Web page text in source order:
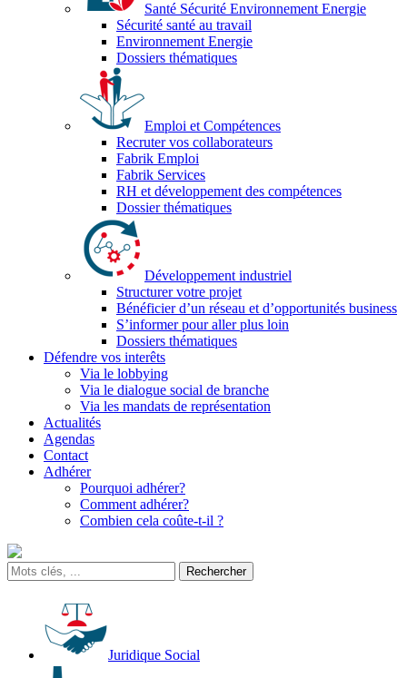
Santé Sécurité Environnement Energie
Sécurité santé au travail
Environnement Energie
Dossiers thématiques
Emploi et Compétences
Recruter vos collaborateurs
Fabrik Emploi
Fabrik Services
RH et développement des compétences
Dossier thématiques
Développement industriel
Structurer votre projet
Bénéficier d’un réseau et d’opportunités business
S’informer pour aller plus loin
Dossiers thématiques
Défendre vos interêts
Via le lobbying
Via le dialogue social de branche
Via les mandats de représentation
Actualités
Agendas
Contact
Adhérer
Pourquoi adhérer?
Comment adhérer?
Combien cela coûte-t-il ?
Juridique Social